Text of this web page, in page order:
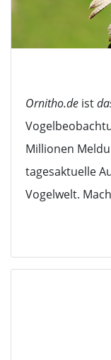
Ornitho.de ist
Millionen
tagesaktuelle
Vogelwelt.